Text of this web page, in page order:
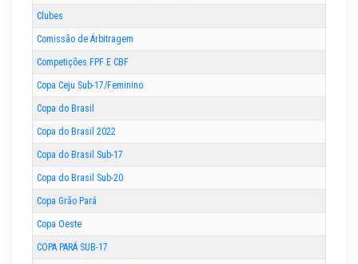
Clubes
Comissão de Árbitragem
Competições FPF E CBF
Copa Ceju Sub-17/Feminino
Copa do Brasil
Copa do Brasil 2022
Copa do Brasil Sub-17
Copa do Brasil Sub-20
Copa Grão Pará
Copa Oeste
COPA PARÁ SUB-17